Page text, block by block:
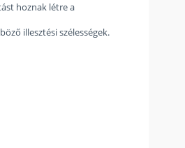
hoznak létre a
illesztési szélességek.